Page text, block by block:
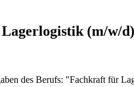
(m/w/
des Berufs: "Fachkraft für